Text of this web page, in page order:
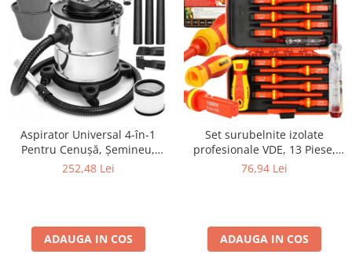
Aspirator Universal 4-în-1
Pentru Cenușă, Șemineu,
Atelier și Casă SN125
252,48 Lei
ADAUGA IN COS
Set surubelnite izolate
profesionale VDE, 13 Piese,
1000V, QUICK SWAP si Trusa
76,94 Lei
ADAUGA IN COS